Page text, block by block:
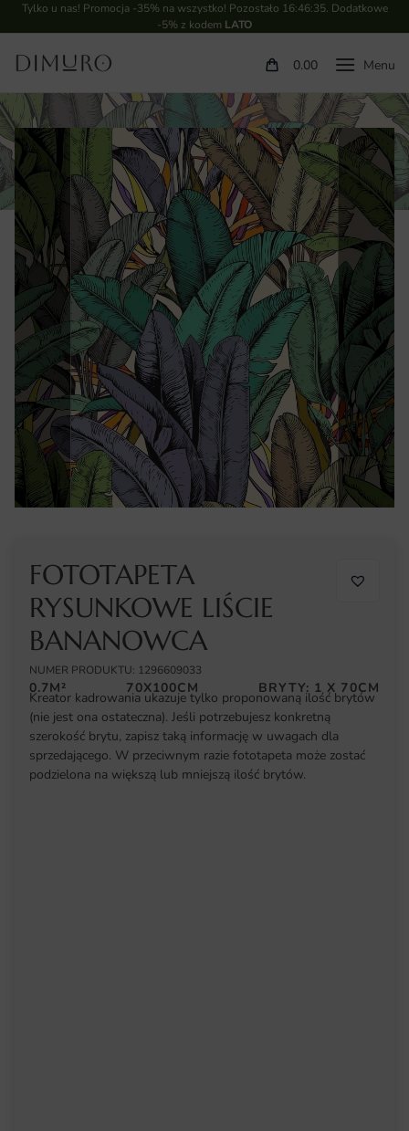
Tylko u nas! Promocja -35% na wszystko! Pozostało 16:46:34. Dodatkowe
-5% z kodem LATO
0.00
FOTOTAPETA
RYSUNKOWE LIŚCIE
BANANOWCA
NUMER PRODUKTU: 1296609033
0.7M² 70X100CM BRYTY: 1 X 70CM
Kreator kadrowania ukazuje tylko proponowaną ilość brytów
(nie jest ona ostateczna). Jeśli potrzebujesz konkretną
szerokość brytu, zapisz taką informację w uwagach dla
sprzedającego. W przeciwnym razie fototapeta może zostać
podzielona na większą lub mniejszą ilość brytów.